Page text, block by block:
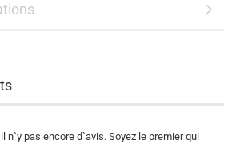
n`y pas encore d`avis. Soyez le premier qui